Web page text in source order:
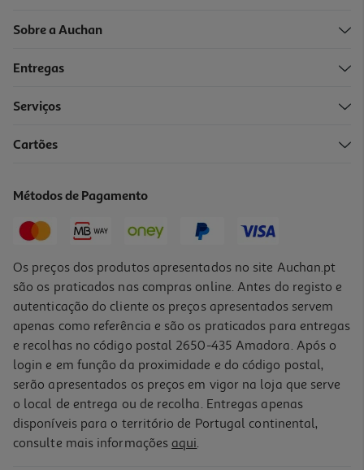
4.1
Cabo Microusb Qilive 2a 1.2m Branco 885769
Sobre a Auchan
Entregas
Serviços
Cartões
Métodos de Pagamento
Os preços dos produtos apresentados no site Auchan.pt
são os praticados nas compras online. Antes do registo e
autenticação do cliente os preços apresentados servem
apenas como referência e são os praticados para entregas
e recolhas no código postal 2650-435 Amadora. Após o
login e em função da proximidade e do código postal,
serão apresentados os preços em vigor na loja que serve
o local de entrega ou de recolha. Entregas apenas
disponíveis para o território de Portugal continental,
consulte mais informações aqui.